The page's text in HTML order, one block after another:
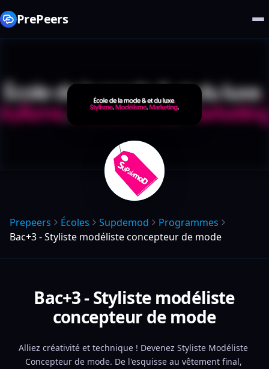
PrePeers
Prepeers Écoles Supdemod
Programmes
Bac+3 - Styliste modéliste concepteur de mode
Bac+3 - Styliste modéliste
concepteur de mode
Alliez créativité et technique ! Devenez Styliste Modéliste
Concepteur de mode. De l'esquisse au vêtement final,